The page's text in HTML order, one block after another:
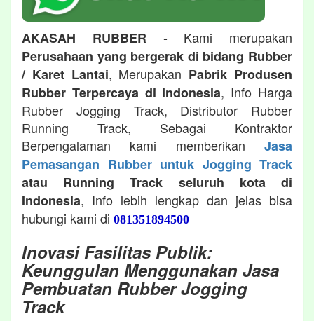
AKASAH RUBBER - Kami merupakan
Perusahaan yang bergerak di bidang Rubber
/ Karet Lantai, Merupakan Pabrik Produsen
Rubber Terpercaya di Indonesia, Info Harga
Rubber Jogging Track, Distributor Rubber
Running Track, Sebagai Kontraktor
Berpengalaman kami memberikan Jasa
Pemasangan Rubber untuk Jogging Track
atau Running Track seluruh kota di
Indonesia, Info lebih lengkap dan jelas bisa
hubungi kami di 081351894500
Inovasi Fasilitas Publik:
Keunggulan Menggunakan Jasa
Pembuatan Rubber Jogging
Track